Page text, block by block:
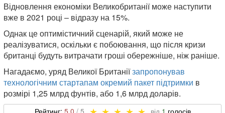
Відновлення економіки Великобританії може наступити
вже в 2021 році – відразу на 15%.
Однак це оптимістичний сценарій, який може не
реалізуватися, оскільки є побоювання, що після кризи
британці будуть витрачати гроші обережніше, ніж раніше.
Нагадаємо, уряд Великої Британіїзапропонував
технологічним стартапам окремий пакет підтримки в
розмірі 1,25 млрд фунтів, або 1,6 млрд доларів.
5,0 1